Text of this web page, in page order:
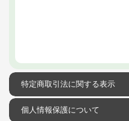
特定商取引法に関する表示
個人情報保護について